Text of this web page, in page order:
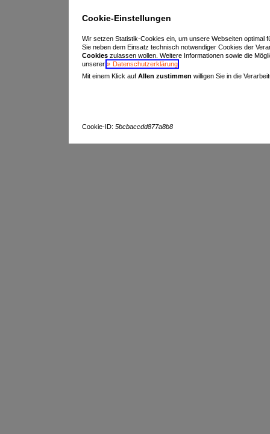
Cookie-Einstellungen
Wir setzen Statistik-Cookies ein, um unsere Webseiten
Sie neben dem Einsatz technisch notwendiger Cookies der
Cookieszulassen wollen. Weitere Informationen sowie die
unserer
Datenschutzerklärung.
Mit einem Klick auf Allen zustimmen willigen Sie in die
Cookie-ID: 5bcbaccdd877a8b8